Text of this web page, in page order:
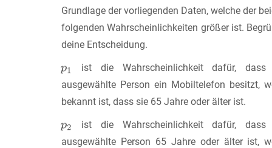
Grundlage der vorliegenden Daten, welche der
folgenden Wahrscheinlichkeiten größer ist.
deine Entscheidung.
ist die Wahrscheinlichkeit dafür, dass
ausgewählte Person ein Mobiltelefon besitzt,
bekannt ist, dass sie 65 Jahre oder älter ist.
ist die Wahrscheinlichkeit dafür, dass
ausgewählte Person 65 Jahre oder älter ist,